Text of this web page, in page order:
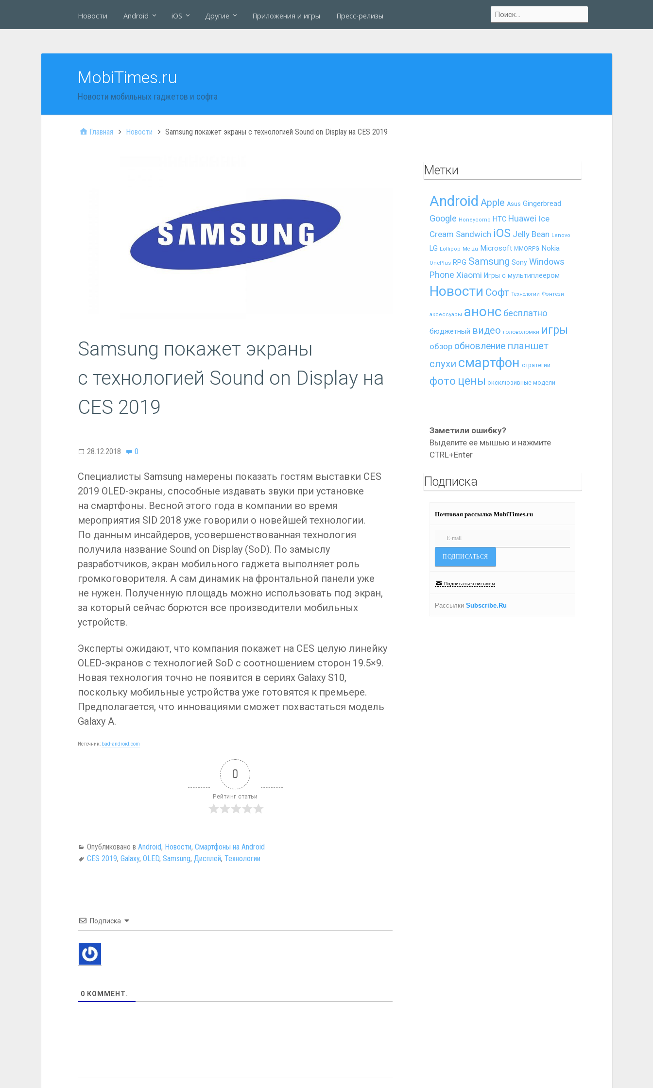
Новости Android iOS Другие Приложения и игры Пресс-релизы
MobiTimes.ru
Новости мобильных гаджетов и софта
Главная Новости Samsung покажет экраны с технологией Sound on Display на CES 2019
Samsung покажет экраны
с технологией Sound on Display на
CES 2019
28.12.2018 0
Специалисты Samsung намерены показать гостям выставки CES
2019 OLED-экраны, способные издавать звуки при установке
на смартфоны. Весной этого года в компании во время
мероприятия SID 2018 уже говорили о новейшей технологии.
По данным инсайдеров, усовершенствованная технология
получила название Sound on Display (SoD). По замыслу
разработчиков, экран мобильного гаджета выполняет роль
громкоговорителя. А сам динамик на фронтальной панели уже
не нужен. Полученную площадь можно использовать под экран,
за который сейчас борются все производители мобильных
устройств.
Эксперты ожидают, что компания покажет на CES целую линейку
OLED-экранов с технологией SoD с соотношением сторон 19.5×9.
Новая технология точно не появится в сериях Galaxy S10,
поскольку мобильные устройства уже готовятся к премьере.
Предполагается, что инновациями сможет похвастаться модель
Galaxy A.
Источник: bad-android.com
0
Рейтинг статьи
Опубликовано в Android, Новости, Смартфоны на Android
CES 2019, Galaxy, OLED, Samsung, Дисплей, Технологии
Подписка
0 КОММЕНТ.
Метки
Android Apple Asus Gingerbread
Google Honeycomb HTC Huawei Ice
Cream Sandwich iOS Jelly Bean Lenovo
LG Lollipop Meizu Microsoft MMORPG Nokia
OnePlus RPG Samsung Sony Windows
Phone Xiaomi Игры с мультиплеером
Новости Софт Технологии Фэнтези
аксессуары анонс бесплатно
бюджетный видео головоломки игры
обзор обновление планшет
слухи смартфон стратегии
фото цены эксклюзивные модели
Заметили ошибку?
Выделите ее мышью и нажмите
CTRL+Enter
Подписка
Почтовая рассылка MobiTimes.ru
Подписаться письмом
РассылкиSubscribe.Ru